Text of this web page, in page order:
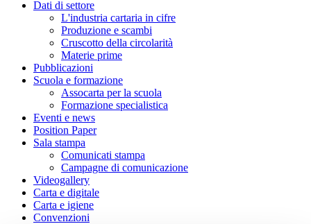
Dati di settore
L'industria cartaria in cifre
Produzione e scambi
Cruscotto della circolarità
Materie prime
Pubblicazioni
Scuola e formazione
Assocarta per la scuola
Formazione specialistica
Eventi e news
Position Paper
Sala stampa
Comunicati stampa
Campagne di comunicazione
Videogallery
Carta e digitale
Carta e igiene
Convenzioni